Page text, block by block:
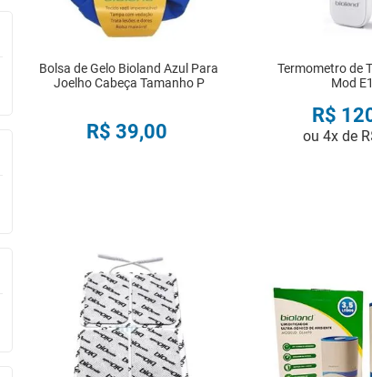
Bolsa de Gelo Bioland Azul Para
Joelho Cabeça Tamanho P
R$ 39,00
Termometro de
Mod
R$
ou 4x de